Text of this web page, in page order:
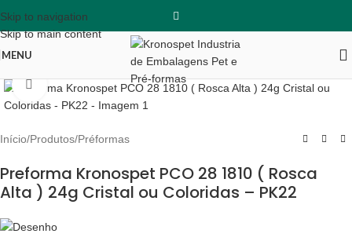
Skip to navigation
Skip to main content
MENU
Clique para ampliar
Início/Produtos/Préformas
Preforma Kronospet PCO 28 1810 ( Rosca
Alta ) 24g Cristal ou Coloridas – PK22